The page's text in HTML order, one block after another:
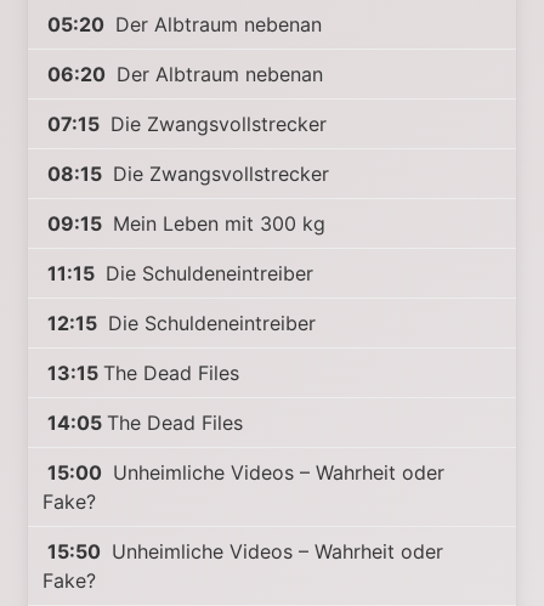
05:20 Der Albtraum nebenan
06:20 Der Albtraum nebenan
07:15 Die Zwangsvollstrecker
08:15 Die Zwangsvollstrecker
09:15 Mein Leben mit 300 kg
11:15 Die Schuldeneintreiber
12:15 Die Schuldeneintreiber
13:15 The Dead Files
14:05 The Dead Files
15:00 Unheimliche Videos – Wahrheit oder
Fake?
15:50 Unheimliche Videos – Wahrheit oder
Fake?